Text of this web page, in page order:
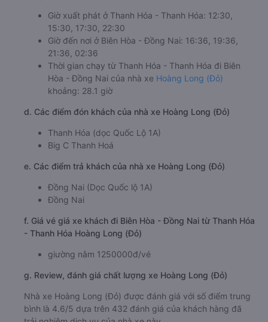
Giờ xuất phát ở Thanh Hóa - Thanh Hóa: 12:30,
15:30, 17:30, 22:30
Giờ đến nơi ở Biên Hòa - Đồng Nai: 16:36, 19:36,
21:36, 02:36
Thời gian chạy từ Thanh Hóa - Thanh Hóa đi Biên
Hòa - Đồng Nai của nhà xe Hoàng Long (Đỏ)
khoảng: 28.1 giờ
d. Các điểm đón khách của nhà xe Hoàng Long (Đỏ)
Thanh Hóa (dọc Quốc Lộ 1A)
Big C Thanh Hoá
e. Các điểm trả khách của nhà xe Hoàng Long (Đỏ)
Đồng Nai (Dọc Quốc lộ 1A)
Đồng Nai
f. Giá vé giá xe khách đi Biên Hòa - Đồng Nai từ Thanh Hóa
- Thanh Hóa Hoàng Long (Đỏ)
giường nằm 1250000đ/vé
g. Review, đánh giá chất lượng xe Hoàng Long (Đỏ)
Nhà xe Hoàng Long (Đỏ) được đánh giá với số điểm trung
bình là 4.6/5 dựa trên 432 đánh giá của khách hàng đã